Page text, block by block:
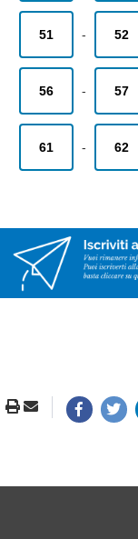
51 - 52
56 - 57
61 - 62